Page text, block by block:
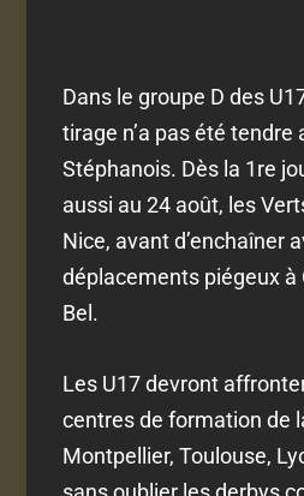
Dans le groupe D des
tirage n’a pas été tendre
Stéphanois. Dès la 1re
aussi au 24 août, les
Nice, avant d’enchaîner
déplacements piégeux à
Bel.
Les U17 devront
centres de formation de
Montpellier, Toulouse,